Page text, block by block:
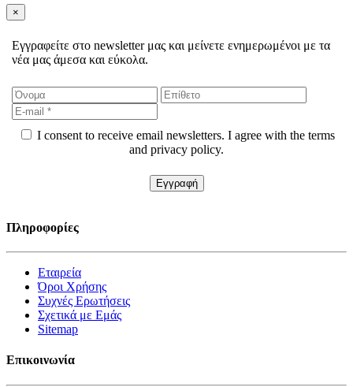
×
Εγγραφείτε στο newsletter μας και μείνετε ενημερωμένοι με τα
νέα μας άμεσα και εύκολα.
I consent to receive email newsletters. I agree with the terms
and privacy policy.
Πληροφορίες
Εταιρεία
Όροι Χρήσης
Συχνές Ερωτήσεις
Σχετικά με Εμάς
Sitemap
Επικοινωνία